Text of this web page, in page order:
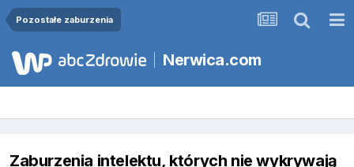
Pozostałe zaburzenia
Nerwica.com
Zaburzenia intelektu, których nie wykrywają